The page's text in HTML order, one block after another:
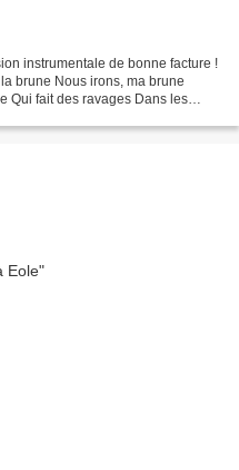
instrumentale de bonne facture !
brune Nous irons, ma brune
Qui fait des ravages Dans les